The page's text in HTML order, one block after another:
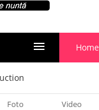
Home
Foto Video